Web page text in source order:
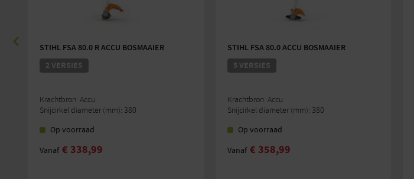
STIHL FSA 80.0 R ACCU BOSMAAIER
2 VERSIES
Krachtbron: Accu
Snijcirkel diameter (mm): 380
Op voorraad
Vanaf € 338,99
STIHL FSA 80.0 ACCU BOSMAAIER
5 VERSIES
Krachtbron: Accu
Snijcirkel diameter (mm): 380
Op voorraad
Vanaf € 358,99